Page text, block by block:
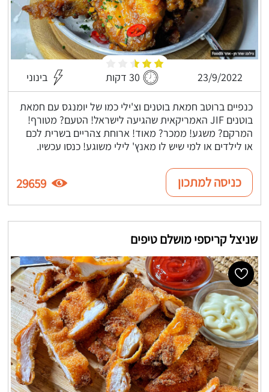
23/9/2022 30 דקות בינוני
כנפיים ברוטב חמאת בוטנים וצ'ילי כמו של יומנגס עם חמאת
בוטנים JIF האמריקאית שהגיעה לישראל! הטעם? מטורף!
המרקם? משגע! ממכר? מאוד! ארוחת צהריים בשרית לכם
או לילדים או למי שיש לו מאנץ' לילי משוגע! כנסו עכשיו.
כניסה למתכון 29659
שניצל קריספי מושלם טיפים